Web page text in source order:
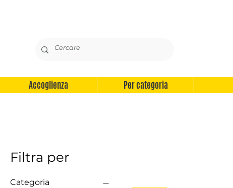
Accoglienza Per categoria
Filtra per
Categoria